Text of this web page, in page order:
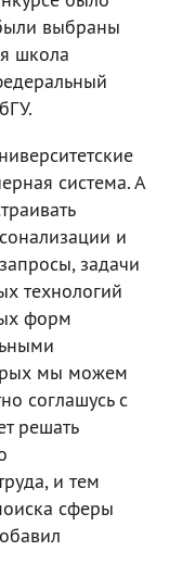
выбраны
школа
система. А
и
задачи
технологий
форм
мы можем
соглашусь с
решать
и тем
сферы